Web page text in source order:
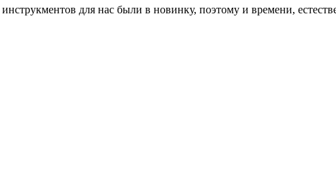
для нас были в новинку, поэтому и времени,